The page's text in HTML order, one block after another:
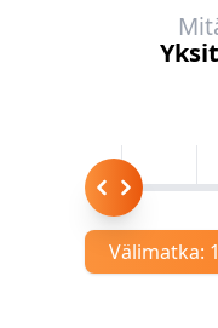
Välimatka: